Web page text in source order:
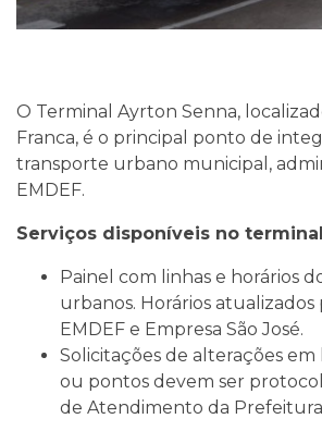
O Terminal Ayrton Senna,
Franca, é o principal ponto de
transporte urbano municipal,
EMDEF.
Serviços disponíveis no
Painel com linhas e horários
urbanos. Horários atualizados
EMDEF e Empresa São José.
Solicitações de alterações em
ou pontos devem ser
de Atendimento da